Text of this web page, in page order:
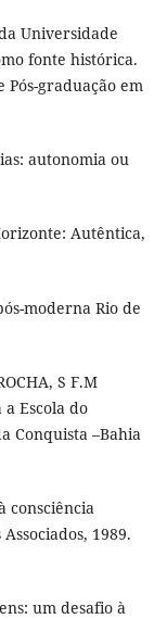
Universidade
fonte histórica.
Pós-graduação em
autonomia ou
Autêntica,
moderna Rio de
S F.M
a Escola do
Conquista –Bahia
consciência
1989.
um desafio à